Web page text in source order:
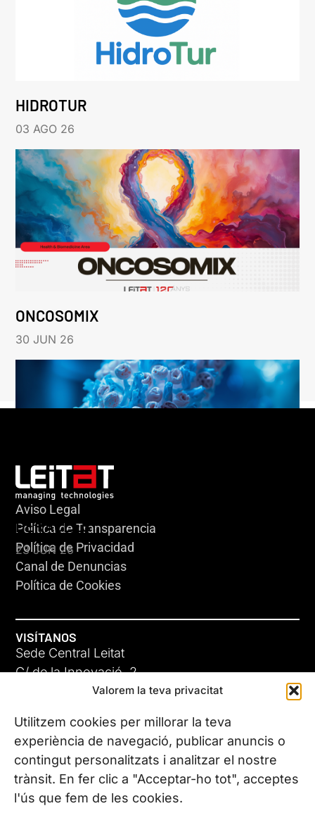
Valorem la teva privacitat
Utilitzem cookies per millorar la teva
experiència de navegació, publicar anuncis o
contingut personalitzats i analitzar el nostre
trànsit. En fer clic a "Acceptar-ho tot", acceptes
l'ús que fem de les cookies.
HIDROTUR
03 AGO 26
ONCOSOMIX
30 JUN 26
HERACLES
23 JUN 26
GIGA-3
23 JUN 26
Aviso Legal
Política de Transparencia
Política de Privacidad
Canal de Denuncias
Política de Cookies
VISÍTANOS
Sede Central Leitat
C/ de la Innovació, 2
08225 Terrassa, (Barcelona)
Conoce todas nuestras sedes
CONTÁCTANOS
Tel. (+34) 937 882 300